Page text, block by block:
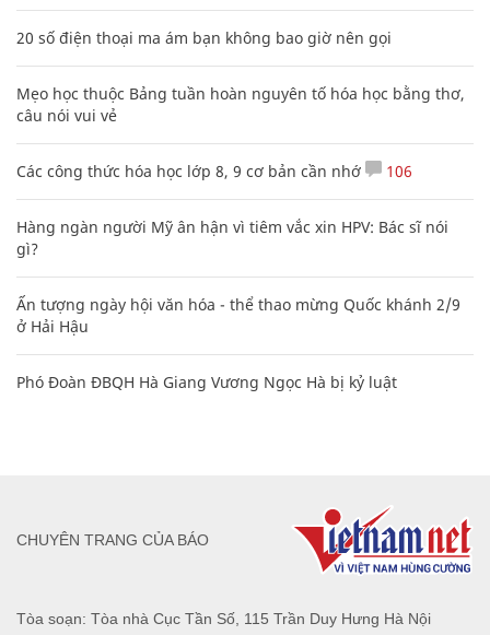
20 số điện thoại ma ám bạn không bao giờ nên gọi
Mẹo học thuộc Bảng tuần hoàn nguyên tố hóa học bằng thơ,
câu nói vui vẻ
Các công thức hóa học lớp 8, 9 cơ bản cần nhớ 106
Hàng ngàn người Mỹ ân hận vì tiêm vắc xin HPV: Bác sĩ nói
gì?
Ấn tượng ngày hội văn hóa - thể thao mừng Quốc khánh 2/9
ở Hải Hậu
Phó Đoàn ĐBQH Hà Giang Vương Ngọc Hà bị kỷ luật
Tòa soạn: Tòa nhà Cục Tần Số, 115 Trần Duy Hưng Hà Nội
CHUYÊN TRANG CỦA BÁO